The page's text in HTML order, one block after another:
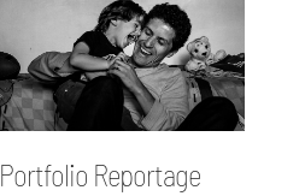
Portfolio Reportage